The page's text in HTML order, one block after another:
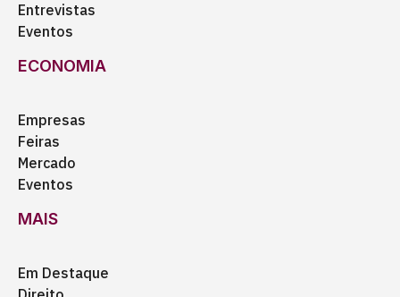
Entrevistas
Eventos
ECONOMIA
Empresas
Feiras
Mercado
Eventos
MAIS
Em Destaque